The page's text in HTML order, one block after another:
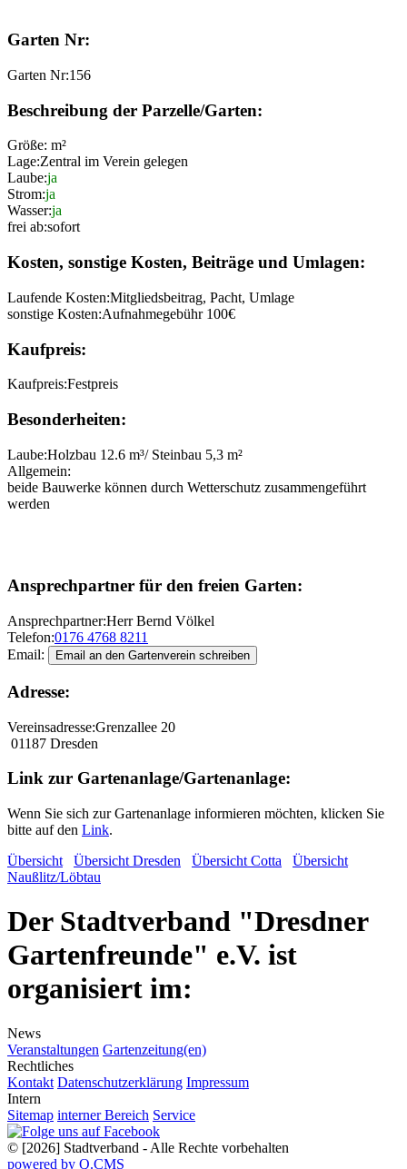
Garten Nr:
Garten Nr:156
Beschreibung der Parzelle/Garten:
Größe: m²
Lage:Zentral im Verein gelegen
Laube:ja
Strom:ja
Wasser:ja
frei ab:sofort
Kosten, sonstige Kosten, Beiträge und Umlagen:
Laufende Kosten:Mitgliedsbeitrag, Pacht, Umlage
sonstige Kosten:Aufnahmegebühr 100€
Kaufpreis:
Kaufpreis:Festpreis
Besonderheiten:
Laube:Holzbau 12.6 m³/ Steinbau 5,3 m²
Allgemein:
beide Bauwerke können durch Wetterschutz zusammengeführt
werden
Ansprechpartner für den freien Garten:
Ansprechpartner:Herr Bernd Völkel
Telefon:0176 4768 8211
Email:
Adresse:
Vereinsadresse:Grenzallee 20
01187 Dresden
Link zur Gartenanlage/Gartenanlage:
Wenn Sie sich zur Gartenanlage informieren möchten, klicken Sie
bitte auf den Link.
Übersicht
Übersicht Dresden Übersicht Cotta
Übersicht
Naußlitz/Löbtau
Der Stadtverband "Dresdner
Gartenfreunde" e.V. ist
organisiert im:
News
Veranstaltungen Gartenzeitung(en)
Rechtliches
Kontakt Datenschutzerklärung Impressum
Intern
Sitemap interner Bereich Service
© [2026] Stadtverband - Alle Rechte vorbehalten
powered by Q.CMS